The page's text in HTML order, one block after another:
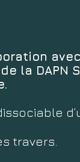
la DAPN
travers.